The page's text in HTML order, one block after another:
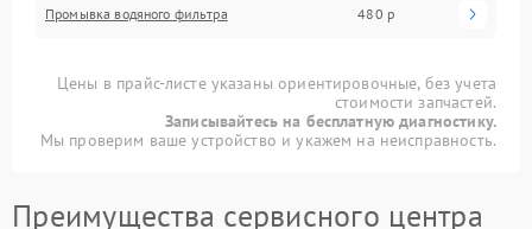
Промывка водяного фильтра 480 р
Цены в прайс-листе указаны ориентировочные, без учета
стоимости запчастей.
Записывайтесь на бесплатную диагностику.
Мы проверим ваше устройство и укажем на неисправность.
Преимущества сервисного центра